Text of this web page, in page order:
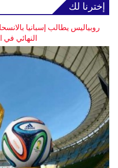
إخترنا لك
روبياليس يطالب إسبانيا
النهائي